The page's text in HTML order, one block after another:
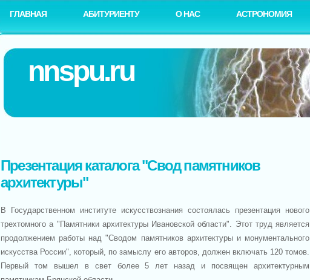
ГЛАВНАЯ АБИТУРИЕНТУ О НАС АСТРОНОМИЯ
nnspu.ru
Презентация каталога "Свод памятников
архитектуры"
В Государственном институте искусствознания состоялась презентация нового
трехтомного а "Памятники архитектуры Ивановской области". Этот труд является
продолжением работы над "Сводом памятников архитектуры и монументального
искусства России", который, по замыслу его авторов, должен включать 120 томов.
Первый том вышел в свет более 5 лет назад и посвящен архитектурным